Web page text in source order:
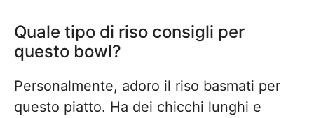
Quale tipo di riso consigli per
questo bowl?
Personalmente, adoro il riso basmati per
questo piatto. Ha dei chicchi lunghi e